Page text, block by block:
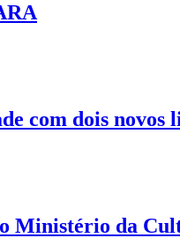
com dois novos
Ministério da